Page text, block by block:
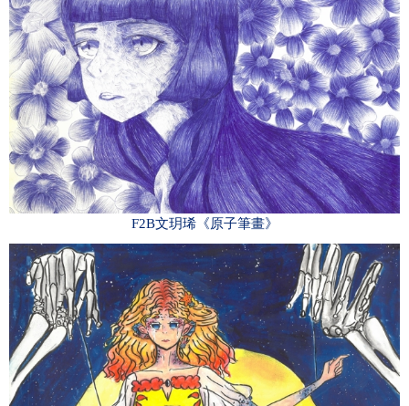
F2B文玥琋《原子筆畫》